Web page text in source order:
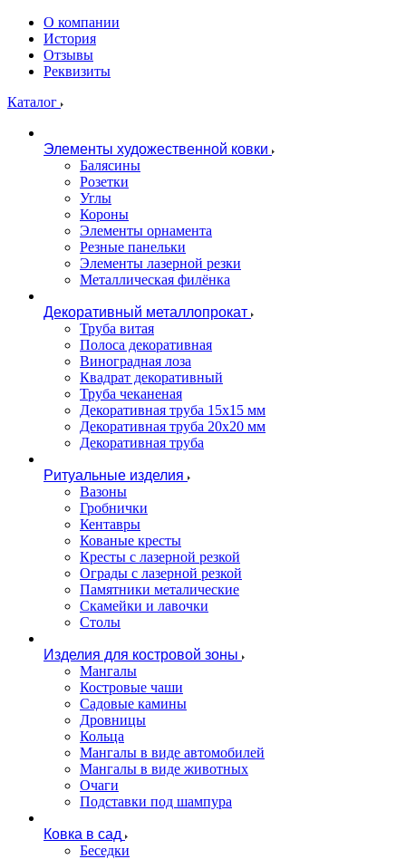
О компании
История
Отзывы
Реквизиты
Каталог
Элементы художественной ковки
Балясины
Розетки
Углы
Короны
Элементы орнамента
Резные панельки
Элементы лазерной резки
Металлическая филёнка
Декоративный металлопрокат
Труба витая
Полоса декоративная
Виноградная лоза
Квадрат декоративный
Труба чеканеная
Декоративная труба 15х15 мм
Декоративная труба 20х20 мм
Декоративная труба
Ритуальные изделия
Вазоны
Гробнички
Кентавры
Кованые кресты
Кресты с лазерной резкой
Ограды с лазерной резкой
Памятники металические
Скамейки и лавочки
Столы
Изделия для костровой зоны
Мангалы
Костровые чаши
Садовые камины
Дровницы
Кольца
Мангалы в виде автомобилей
Мангалы в виде животных
Очаги
Подставки под шампура
Ковка в сад
Беседки